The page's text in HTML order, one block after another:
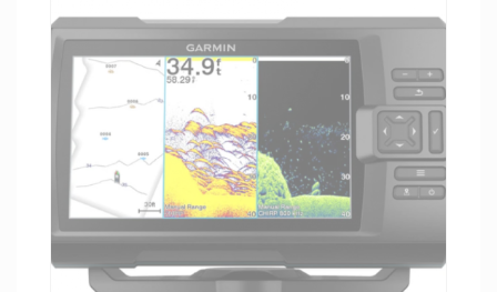
fine
della
galleria
immagini